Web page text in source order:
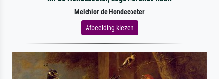
Melchior de Hondecoeter
Afbeelding kiezen